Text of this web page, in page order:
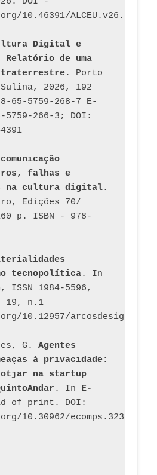
10.46391/
Digital e
Relatório de uma
. Porto
2026, 192
65-5759-268-7 E-
5759-266-3; DOI:
falhas e
na cultura digital.
Edições 70/
p. ISBN - 978-
tecnopolítica
, ISSN 1984-5596,
19, n.1
10.12957/
G. Agentes
à privacidade:
na startup
. In E-
of print. DOI:
10.30962/ecomps.3231